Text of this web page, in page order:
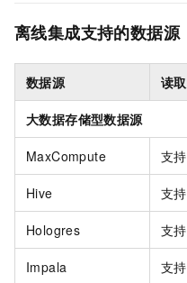
离线集成支持的数据源
数据源 读取
大数据存储型数据源
MaxCompute 支持
Hive 支持
Hologres 支持
Impala 支持